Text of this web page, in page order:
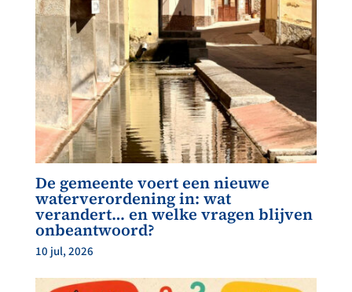
De gemeente voert een nieuwe
waterverordening in: wat
verandert… en welke vragen blijven
onbeantwoord?
10 jul, 2026